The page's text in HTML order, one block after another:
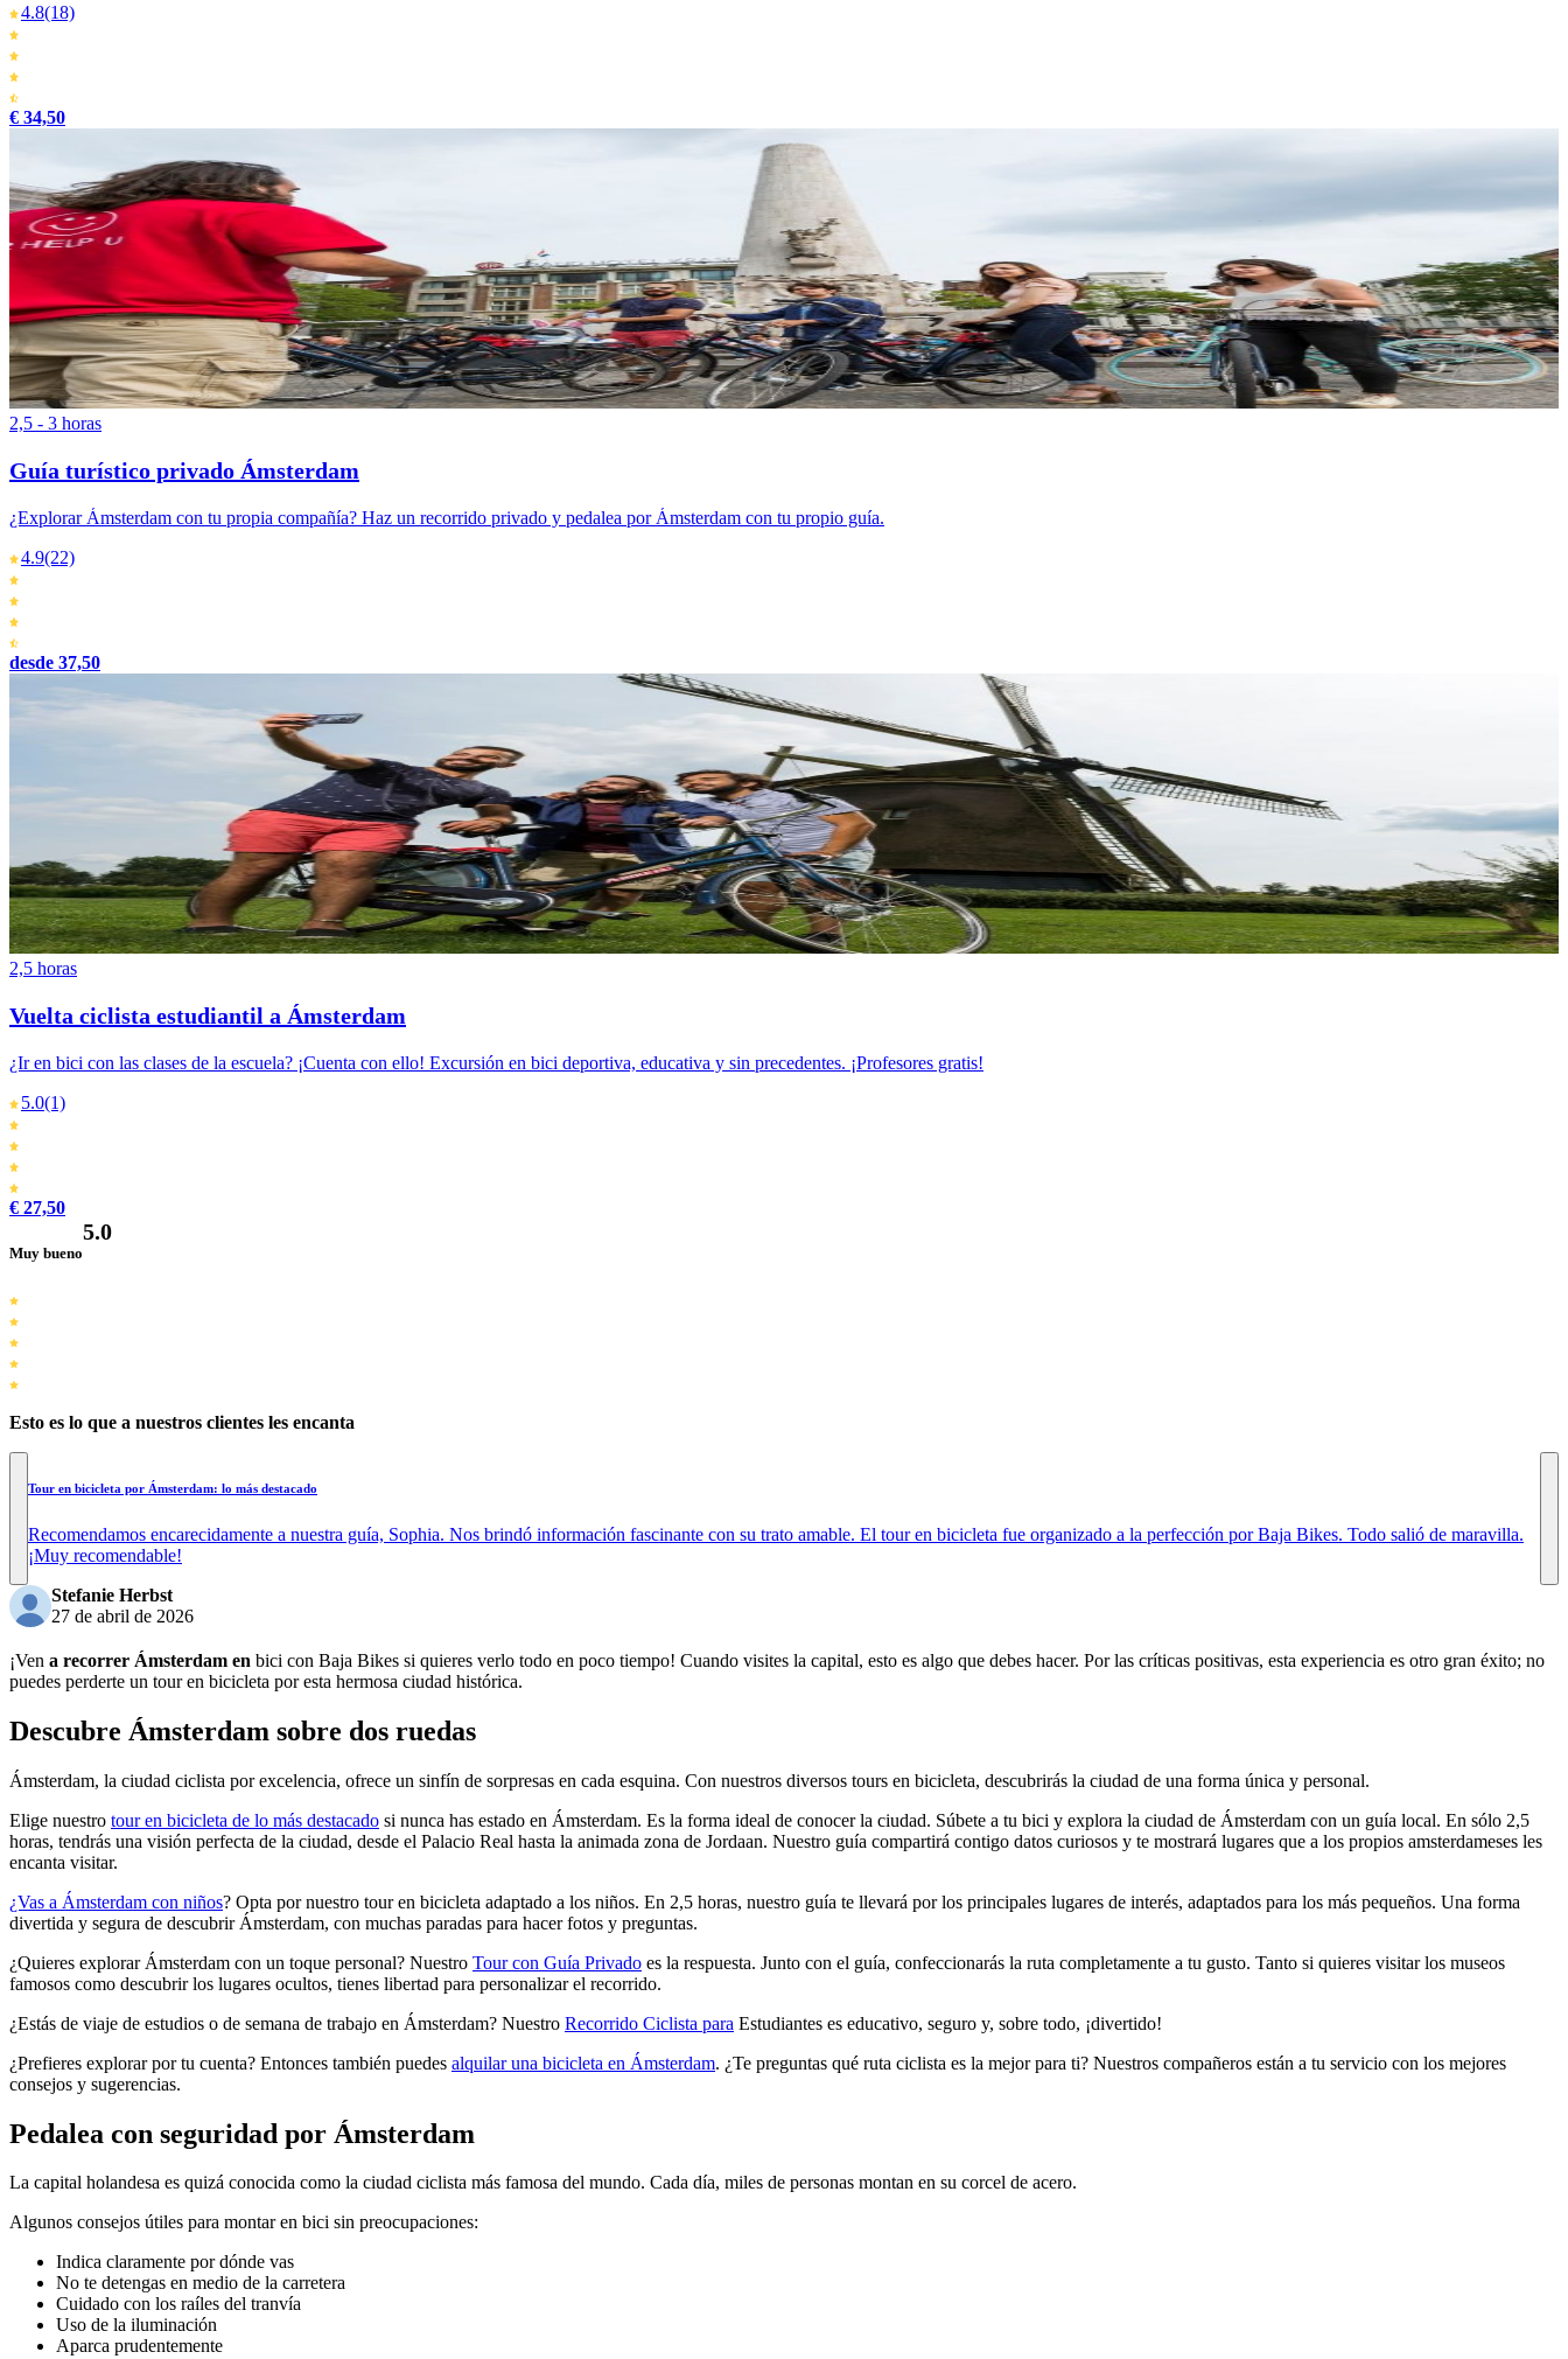
4.8(18)
€ 34,50
2,5 - 3 horas
Guía turístico privado Ámsterdam
¿Explorar Ámsterdam con tu propia compañía? Haz un recorrido privado y pedalea por Ámsterdam con tu propio guía.
4.9(22)
desde 37,50
2,5 horas
Vuelta ciclista estudiantil a Ámsterdam
¿Ir en bici con las clases de la escuela? ¡Cuenta con ello! Excursión en bici deportiva, educativa y sin precedentes. ¡Profesores gratis!
5.0(1)
€ 27,50
Muy bueno
5.0
Esto es lo que a nuestros clientes les encanta
Tour en bicicleta por Ámsterdam: lo más destacado
Recomendamos encarecidamente a nuestra guía, Sophia. Nos brindó información fascinante con su trato amable. El tour en bicicleta fue organizado a la perfección por Baja Bikes. Todo salió de maravilla.
¡Muy recomendable!
Stefanie Herbst
27 de abril de 2026
¡Ven a recorrer Ámsterdam en bici con Baja Bikes si quieres verlo todo en poco tiempo! Cuando visites la capital, esto es algo que debes hacer. Por las críticas positivas, esta experiencia es otro gran éxito; no
puedes perderte un tour en bicicleta por esta hermosa ciudad histórica.
Descubre Ámsterdam sobre dos ruedas
Ámsterdam, la ciudad ciclista por excelencia, ofrece un sinfín de sorpresas en cada esquina. Con nuestros diversos tours en bicicleta, descubrirás la ciudad de una forma única y personal.
Elige nuestro tour en bicicleta de lo más destacado si nunca has estado en Ámsterdam. Es la forma ideal de conocer la ciudad. Súbete a tu bici y explora la ciudad de Ámsterdam con un guía local. En sólo 2,5
horas, tendrás una visión perfecta de la ciudad, desde el Palacio Real hasta la animada zona de Jordaan. Nuestro guía compartirá contigo datos curiosos y te mostrará lugares que a los propios amsterdameses les
encanta visitar.
¿Vas a Ámsterdam con niños? Opta por nuestro tour en bicicleta adaptado a los niños. En 2,5 horas, nuestro guía te llevará por los principales lugares de interés, adaptados para los más pequeños. Una forma
divertida y segura de descubrir Ámsterdam, con muchas paradas para hacer fotos y preguntas.
¿Quieres explorar Ámsterdam con un toque personal? Nuestro Tour con Guía Privado es la respuesta. Junto con el guía, confeccionarás la ruta completamente a tu gusto. Tanto si quieres visitar los museos
famosos como descubrir los lugares ocultos, tienes libertad para personalizar el recorrido.
¿Estás de viaje de estudios o de semana de trabajo en Ámsterdam? Nuestro Recorrido Ciclista para Estudiantes es educativo, seguro y, sobre todo, ¡divertido!
¿Prefieres explorar por tu cuenta? Entonces también puedes alquilar una bicicleta en Ámsterdam. ¿Te preguntas qué ruta ciclista es la mejor para ti? Nuestros compañeros están a tu servicio con los mejores
consejos y sugerencias.
Pedalea con seguridad por Ámsterdam
La capital holandesa es quizá conocida como la ciudad ciclista más famosa del mundo. Cada día, miles de personas montan en su corcel de acero.
Algunos consejos útiles para montar en bici sin preocupaciones:
Indica claramente por dónde vas
No te detengas en medio de la carretera
Cuidado con los raíles del tranvía
Uso de la iluminación
Aparca prudentemente